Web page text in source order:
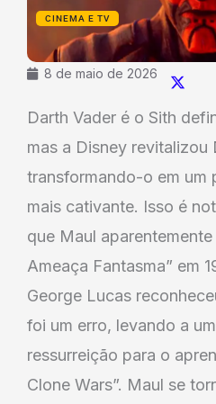
8 de maio de 2026
CINEMA E TV
Darth Vader é o Sith
mas a Disney revitalizou
transformando-o em um
mais cativante. Isso é
que Maul aparentemente
Ameaça Fantasma” em
George Lucas
foi um erro, levando a
ressurreição para o
Clone Wars”. Maul se